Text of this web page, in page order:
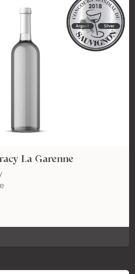
La Garenne